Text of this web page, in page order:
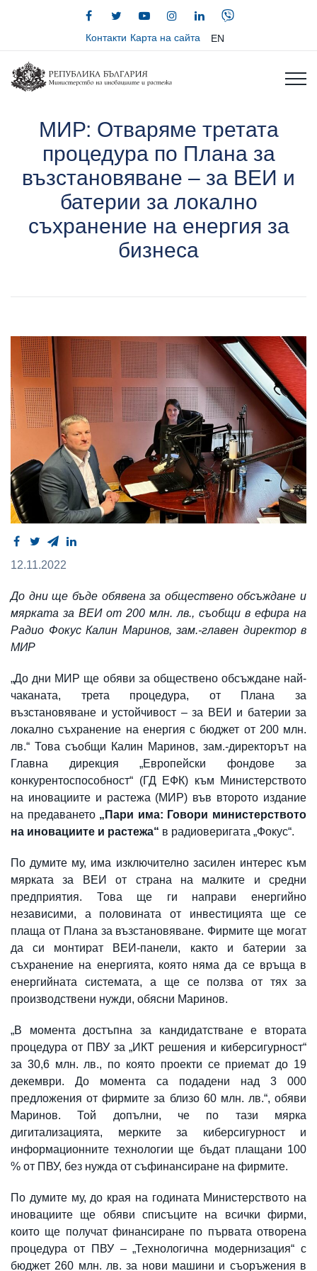
Контакти Карта на сайта EN
МИР: Отваряме третата
процедура по Плана за
възстановяване – за ВЕИ и
батерии за локално
съхранение на енергия за
бизнеса
12.11.2022
До дни ще бъде обявена за обществено обсъждане и
мярката за ВЕИ от 200 млн. лв., съобщи в ефира на
Радио Фокус Калин Маринов, зам.-главен директор в
МИР
„До дни МИР ще обяви за обществено обсъждане най-
чаканата, трета процедура, от Плана за
възстановяване и устойчивост – за ВЕИ и батерии за
локално съхранение на енергия с бюджет от 200 млн.
лв.“ Това съобщи Калин Маринов, зам.-директорът на
Главна дирекция „Европейски фондове за
конкурентоспособност“ (ГД ЕФК) към Министерството
на иновациите и растежа (МИР) във второто издание
на предаването „Пари има: Говори министерството
на иновациите и растежа“ в радиоверигата „Фокус“.
По думите му, има изключително засилен интерес към
мярката за ВЕИ от страна на малките и средни
предприятия. Това ще ги направи енергийно
независими, а половината от инвестицията ще се
плаща от Плана за възстановяване. Фирмите ще могат
да си монтират ВЕИ-панели, както и батерии за
съхранение на енергията, която няма да се връща в
енергийната системата, а ще се ползва от тях за
производствени нужди, обясни Маринов.
„В момента достъпна за кандидатстване е втората
процедура от ПВУ за „ИКТ решения и киберсигурност“
за 30,6 млн. лв., по която проекти се приемат до 19
декември. До момента са подадени над 3 000
предложения от фирмите за близо 60 млн. лв.“, обяви
Маринов. Той допълни, че по тази мярка
дигитализацията, мерките за киберсигурност и
информационните технологии ще бъдат плащани 100
% от ПВУ, без нужда от съфинансиране на фирмите.
По думите му, до края на годината Министерството на
иновациите ще обяви списъците на всички фирми,
които ще получат финансиране по първата отворена
процедура от ПВУ – „Технологична модернизация“ с
бюджет 260 млн. лв. за нови машини и съоръжения в